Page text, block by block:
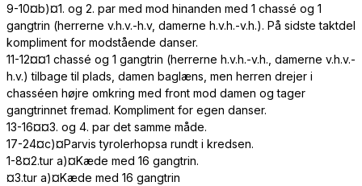
9-10¤b)¤1. og 2. par med mod hinanden med 1 chassé og 1
gangtrin (herrerne v.h.v.-h.v, damerne h.v.h.-v.h.). På sidste taktdel
kompliment for modstående danser.
11-12¤¤1 chassé og 1 gangtrin (herrerne h.v.h.-v.h., damerne v.h.v.-
h.v.) tilbage til plads, damen baglæns, men herren drejer i
chasséen højre omkring med front mod damen og tager
gangtrinnet fremad. Kompliment for egen danser.
13-16¤¤3. og 4. par det samme måde.
17-24¤c)¤Parvis tyrolerhopsa rundt i kredsen.
1-8¤2.tur a)¤Kæde med 16 gangtrin.
¤3.tur a)¤Kæde med 16 gangtrin